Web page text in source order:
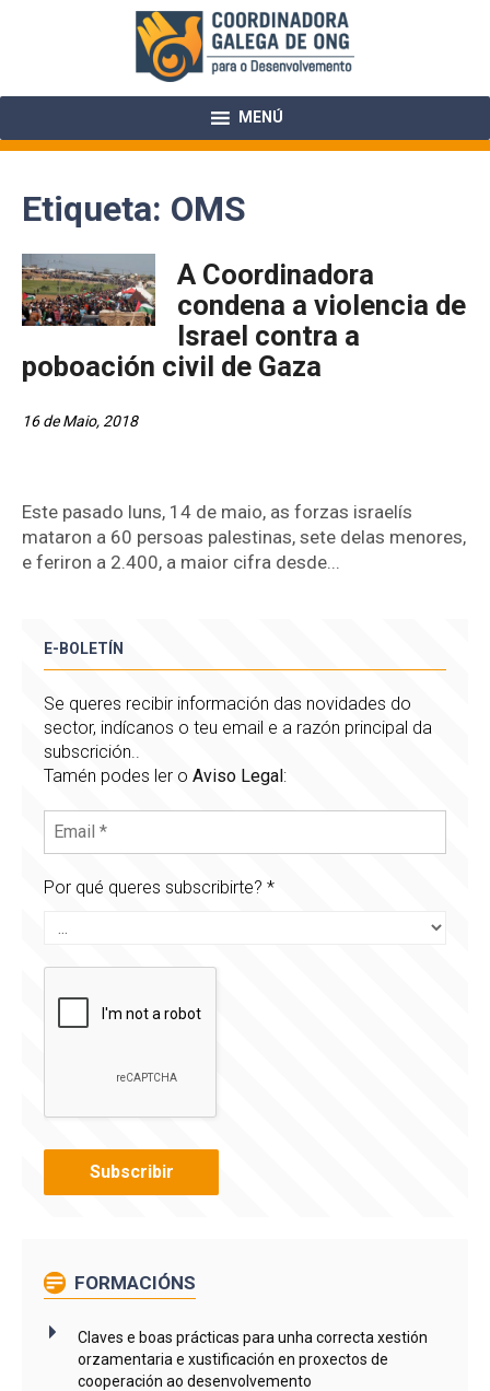
MENÚ
Etiqueta: OMS
A Coordinadora
condena a violencia de
Israel contra a
poboación civil de Gaza
16 de Maio, 2018
Este pasado luns, 14 de maio, as forzas israelís
mataron a 60 persoas palestinas, sete delas menores,
e feriron a 2.400, a maior cifra desde...
E-BOLETÍN
Se queres recibir información das novidades do
sector, indícanos o teu email e a razón principal da
subscrición..
Tamén podes ler o Aviso Legal:
Por qué queres subscribirte? *
FORMACIÓNS
Claves e boas prácticas para unha correcta xestión
orzamentaria e xustificación en proxectos de
cooperación ao desenvolvemento